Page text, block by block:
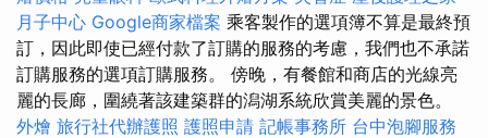
月子中心 Google商家檔案 乘客製作的選項簿不算是最終預
訂，因此即使已經付款了訂購的服務的考慮，我們也不承諾
訂購服務的選項訂購服務。 傍晚，有餐館和商店的光線亮
麗的長廊，圍繞著該建築群的潟湖系統欣賞美麗的景色。
外燴 旅行社代辦護照 護照申請 記帳事務所 台中泡腳服務